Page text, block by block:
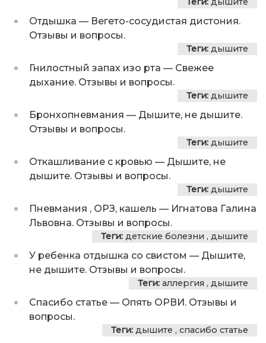
Отдышка — Вегето-сосудистая дистония.
Отзывы и вопросы.
Теги: дышите
Гнилостный запах изо рта — Свежее
дыхание. Отзывы и вопросы.
Теги: дышите
Бронхопневмания — Дышите, не дышите.
Отзывы и вопросы.
Теги: дышите
Откашливание с кровью — Дышите, не
дышите. Отзывы и вопросы.
Теги: дышите
Пневмания , ОРЗ, кашель — Игнатова Галина
Львовна. Отзывы и вопросы.
Теги: детские болезни , дышите
У ребенка отдышка со свистом — Дышите,
не дышите. Отзывы и вопросы.
Теги: аллергия , дышите
Спасибо статье — Опять ОРВИ. Отзывы и
вопросы.
Теги: дышите , спасибо статье